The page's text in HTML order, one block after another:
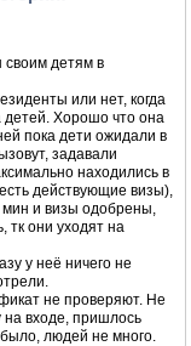
своим детям в
или нет, когда
Хорошо что она
пока дети ожидали в
задавали
находились в
действующие визы),
мин и визы одобрены,
тк они уходят на
у неё ничего не
не проверяют. Не
на входе, пришлось
людей не много.